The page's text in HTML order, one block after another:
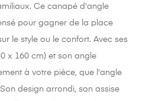
Ce canapé d'angle
pour gagner de la place
le style ou le confort. Avec ses
x 160 cm) et son angle
à votre pièce, que l'angle
design arrondi, son assise